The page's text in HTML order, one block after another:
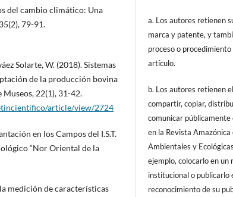
del cambio climático: Una
79-91.
Solarte, W. (2018). Sistemas
de la producción bovina
22(1), 31-42.
article/view/2724
en los Campos del I.S.T.
“Nor Oriental de la
medición de características
a. Los autores retienen
marca y patente, y
proceso o
artículo.
b. Los autores retienen
compartir, copiar,
comunicar
en la Revista Amazónica
Ambientales y
ejemplo, colocarlo en un
institucional o publicarlo
reconocimiento de su